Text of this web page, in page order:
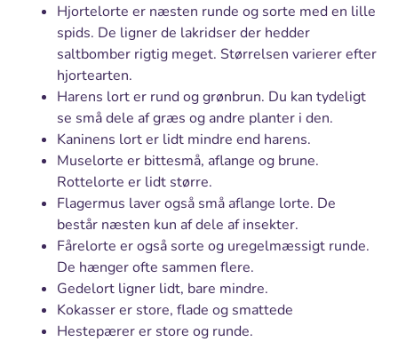
Hjortelorte er næsten runde og sorte med en lille
spids. De ligner de lakridser der hedder
saltbomber rigtig meget. Størrelsen varierer efter
hjortearten.
Harens lort er rund og grønbrun. Du kan tydeligt
se små dele af græs og andre planter i den.
Kaninens lort er lidt mindre end harens.
Muselorte er bittesmå, aflange og brune.
Rottelorte er lidt større.
Flagermus laver også små aflange lorte. De
består næsten kun af dele af insekter.
Fårelorte er også sorte og uregelmæssigt runde.
De hænger ofte sammen flere.
Gedelort ligner lidt, bare mindre.
Kokasser er store, flade og smattede
Hestepærer er store og runde.